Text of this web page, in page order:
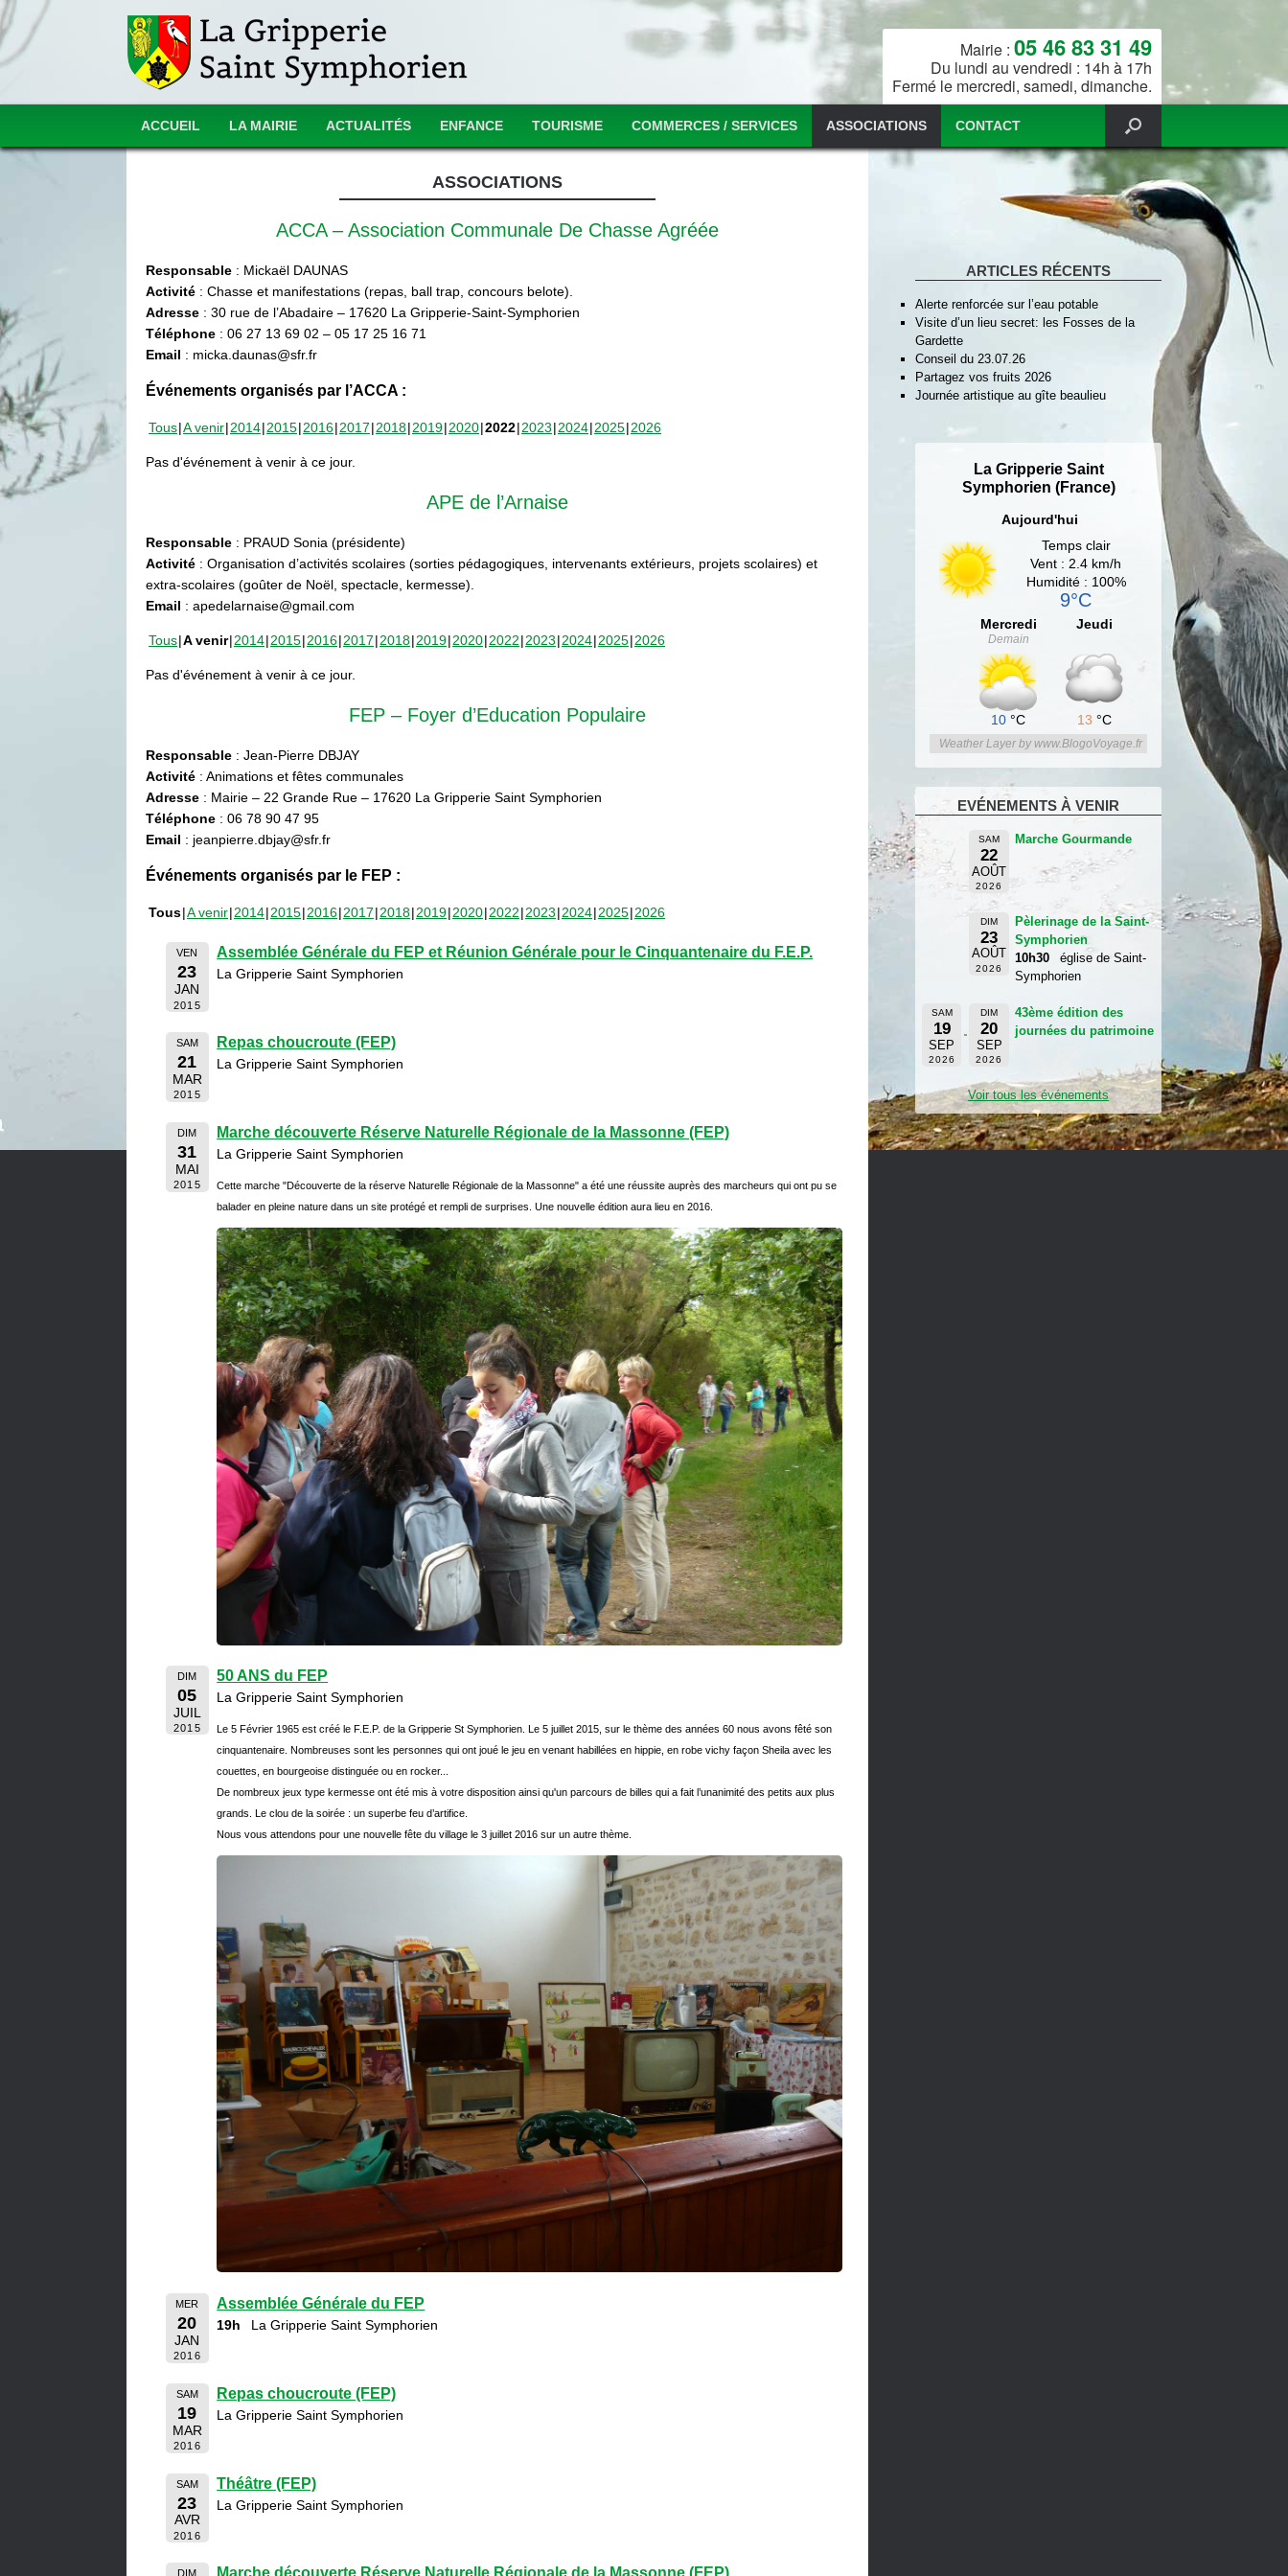
Mairie : 05 46 83 31 49
Du lundi au vendredi : 14h à 17h
Fermé le mercredi, samedi, dimanche.
ACCUEIL LA MAIRIE ACTUALITÉS ENFANCE TOURISME COMMERCES / SERVICES ASSOCIATIONS CONTACT
ASSOCIATIONS
ACCA – Association Communale De Chasse Agréée
Responsable : Mickaël DAUNAS
Activité : Chasse et manifestations (repas, ball trap, concours belote).
Adresse : 30 rue de l’Abadaire – 17620 La Gripperie-Saint-Symphorien
Téléphone : 06 27 13 69 02 – 05 17 25 16 71
Email : micka.daunas@sfr.fr
Événements organisés par l’ACCA :
Tous A venir 2014 2015 2016 2017 2018 2019 2020 2022 2023 2024 2025 2026
Pas d'événement à venir à ce jour.
APE de l’Arnaise
Responsable : PRAUD Sonia (présidente)
Activité : Organisation d’activités scolaires (sorties pédagogiques, intervenants extérieurs, projets scolaires) et
extra-scolaires (goûter de Noël, spectacle, kermesse).
Email : apedelarnaise@gmail.com
Tous A venir 2014 2015 2016 2017 2018 2019 2020 2022 2023 2024 2025 2026
Pas d'événement à venir à ce jour.
FEP – Foyer d’Education Populaire
Responsable : Jean-Pierre DBJAY
Activité : Animations et fêtes communales
Adresse : Mairie – 22 Grande Rue – 17620 La Gripperie Saint Symphorien
Téléphone : 06 78 90 47 95
Email : jeanpierre.dbjay@sfr.fr
Événements organisés par le FEP :
Tous A venir 2014 2015 2016 2017 2018 2019 2020 2022 2023 2024 2025 2026
VEN
23
JAN
2015
Assemblée Générale du FEP et Réunion Générale pour le Cinquantenaire du F.E.P.
La Gripperie Saint Symphorien
SAM
21
MAR
2015
Repas choucroute (FEP)
La Gripperie Saint Symphorien
DIM
31
MAI
2015
Marche découverte Réserve Naturelle Régionale de la Massonne (FEP)
La Gripperie Saint Symphorien
Cette marche "Découverte de la réserve Naturelle Régionale de la Massonne" a été une réussite auprès des marcheurs qui ont pu se
balader en pleine nature dans un site protégé et rempli de surprises. Une nouvelle édition aura lieu en 2016.
DIM
05
JUIL
2015
50 ANS du FEP
La Gripperie Saint Symphorien
Le 5 Février 1965 est créé le F.E.P. de la Gripperie St Symphorien. Le 5 juillet 2015, sur le thème des années 60 nous avons fêté son
cinquantenaire. Nombreuses sont les personnes qui ont joué le jeu en venant habillées en hippie, en robe vichy façon Sheila avec les
couettes, en bourgeoise distinguée ou en rocker...
De nombreux jeux type kermesse ont été mis à votre disposition ainsi qu'un parcours de billes qui a fait l’unanimité des petits aux plus
grands. Le clou de la soirée : un superbe feu d’artifice.
Nous vous attendons pour une nouvelle fête du village le 3 juillet 2016 sur un autre thème.
MER
20
JAN
2016
Assemblée Générale du FEP
19h La Gripperie Saint Symphorien
SAM
19
MAR
2016
Repas choucroute (FEP)
La Gripperie Saint Symphorien
SAM
23
AVR
2016
Théâtre (FEP)
La Gripperie Saint Symphorien
DIM
ARTICLES RÉCENTS
Alerte renforcée sur l’eau potable
Visite d’un lieu secret: les Fosses de la
Gardette
Conseil du 23.07.26
Partagez vos fruits 2026
Journée artistique au gîte beaulieu
La Gripperie Saint
Symphorien (France)
Aujourd'hui
Temps clair
Vent : 2.4 km/h
Humidité : 100%
9°C
Mercredi
Demain
10 °C
Jeudi
13 °C
Weather Layer by www.BlogoVoyage.fr
EVÉNEMENTS À VENIR
SAM
22
AOÛT
2026
Marche Gourmande
DIM
23
AOÛT
2026
Pèlerinage de la Saint-
Symphorien
10h30
église de Saint-
Symphorien
SAM
19
SEP
2026
DIM
20
SEP
2026
43ème édition des
journées du patrimoine
Voir tous les événements